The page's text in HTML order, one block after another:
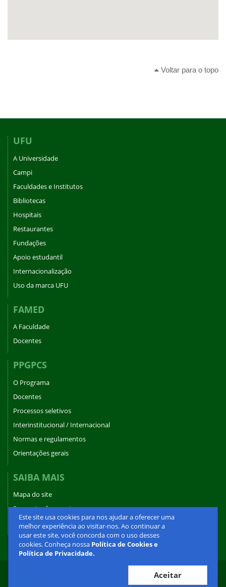
Este site usa cookies para nos ajudar a oferecer uma
melhor experiência ao visitar-nos. Ao continuar a
usar este site, você concorda com o uso desses
cookies. Conheça nossa Política de Cookies e
Política de Privacidade.
Aceitar
Voltar para o topo
UFU
A Universidade
Campi
Faculdades e Institutos
Bibliotecas
Hospitais
Restaurantes
Fundações
Apoio estudantil
Internacionalização
Uso da marca UFU
FAMED
A Faculdade
Docentes
PPGPCS
O Programa
Docentes
Processos seletivos
Interinstitucional / Internacional
Normas e regulamentos
Orientações gerais
SAIBA MAIS
Mapa do site
Perguntas frequentes
Fale conosco